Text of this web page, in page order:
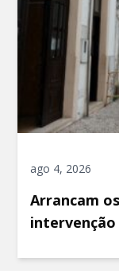
ago 4, 2026
Arrancam